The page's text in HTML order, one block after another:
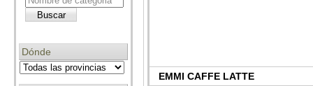
Dónde
EMMI CAFFE LATTE